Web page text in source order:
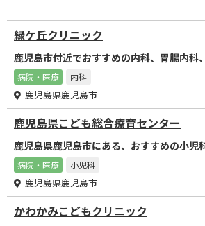
緑ケ丘クリニック
鹿児島市付近でおすすめの内科、胃腸内科
病院・医療 内科
鹿児島県鹿児島市
鹿児島県こども総合療育センター
鹿児島県鹿児島市にある、おすすめの小児
病院・医療 小児科
鹿児島県鹿児島市
かわかみこどもクリニック